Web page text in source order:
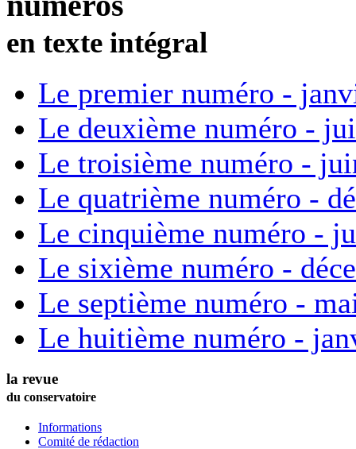
en texte intégral
Le premier numéro -
Le deuxième numéro -
Le troisième numéro -
Le quatrième numéro -
Le cinquième numéro -
Le sixième numéro -
Le septième numéro -
Le huitième numéro -
la revue
du conservatoire
Informations
Comité de rédaction